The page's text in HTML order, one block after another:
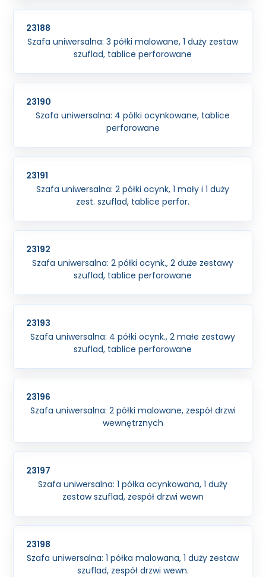
23188
Szafa uniwersalna: 3 półki malowane, 1 duży zestaw
szuflad, tablice perforowane
23190
Szafa uniwersalna: 4 półki ocynkowane, tablice
perforowane
23191
Szafa uniwersalna: 2 półki ocynk, 1 mały i 1 duży
zest. szuflad, tablice perfor.
23192
Szafa uniwersalna: 2 półki ocynk., 2 duże zestawy
szuflad, tablice perforowane
23193
Szafa uniwersalna: 4 półki ocynk., 2 małe zestawy
szuflad, tablice perforowane
23196
Szafa uniwersalna: 2 półki malowane, zespół drzwi
wewnętrznych
23197
Szafa uniwersalna: 1 półka ocynkowana, 1 duży
zestaw szuflad, zespół drzwi wewn
23198
Szafa uniwersalna: 1 półka malowana, 1 duży zestaw
szuflad, zespół drzwi wewn.